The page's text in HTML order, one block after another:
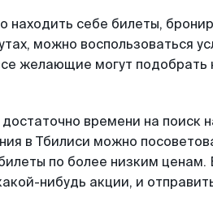
находить себе билеты,
можно воспользоваться
желающие могут
времени на поиск
в Тбилиси можно
по более низким ценам.
нибудь акции, и